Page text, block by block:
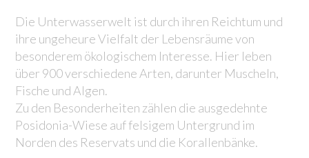
Die Unterwasserwelt ist durch ihren Reichtum und
ihre ungeheure Vielfalt der Lebensräume von
besonderem ökologischem Interesse. Hier leben
über 900 verschiedene Arten, darunter Muscheln,
Fische und Algen.
Zu den Besonderheiten zählen die ausgedehnte
Posidonia-Wiese auf felsigem Untergrund im
Norden des Reservats und die Korallenbänke.